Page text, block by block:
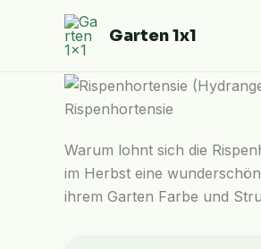
Garten 1x1
Rispenhortensie
Warum lohnt sich die
im Herbst eine
ihrem Garten Farbe und